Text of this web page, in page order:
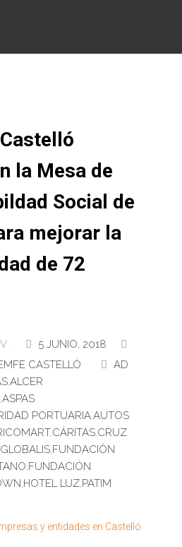
la Mesa de
Social de
mejorar la
de 72
.
5 JUNIO, 2018
CASTELLÓ
AD
,ALCER
,ASPAS
PORTUARIA,AUTOS
,CÁRITAS,CRUZ
,FUNDACIÓN
,FUNDACIÓN
,HOTEL LUZ,PATIM